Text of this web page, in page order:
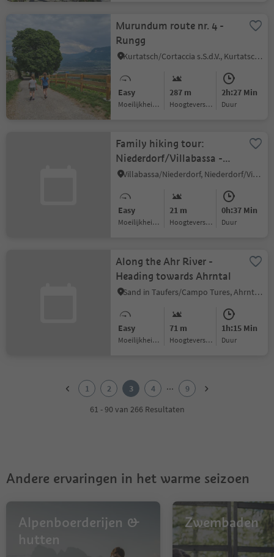
Murundum route nr. 4 -
Rungg
Kurtatsch/Cortaccia s.S.d.V., Kurtatsch an der Weinstraße/Cortaccia sulla Strada del Vino, Alto Adige Wine Road
Easy
Moeilijkheidsgraad
287 m
Hoogteverschil
2h:27 Min
Duur
Family hiking tour:
Niederdorf/Villabassa -
Mooskircherunde/Passeggiata
Niederdorf/Villabassa
Villabassa/Niederdorf, Niederdorf/Villabassa, Dolomites Region 3 Zinnen
Easy
Moeilijkheidsgraad
21 m
Hoogteverschil
0h:37 Min
Duur
Along the Ahr River -
Heading towards Ahrntal
Sand in Taufers/Campo Tures, Ahrntal/Valle Aurina
Easy
Moeilijkheidsgraad
71 m
Hoogteverschil
1h:15 Min
Duur
1 2 3 4 ...
9
61 - 90 van 266 Resultaten
Andere ervaringen in het warme seizoen
Alpenboerderijen &
hutten
Zwembaden